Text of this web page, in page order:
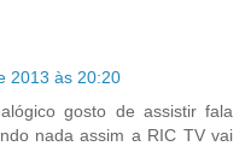
2013 às 20:20
gosto de assistir fala
nada assim a RIC TV vai